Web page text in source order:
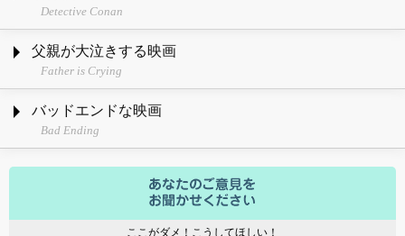
Detective Conan
父親が大泣きする映画
Father is Crying
バッドエンドな映画
Bad Ending
ここがダメ！こうしてほしい！